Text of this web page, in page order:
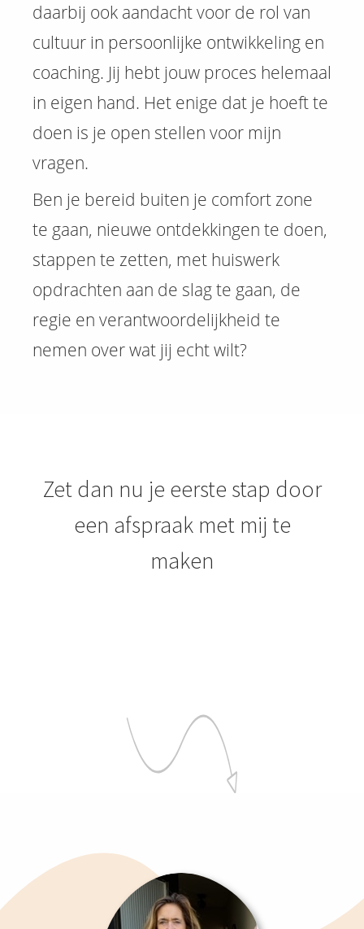
daarbij ook aandacht voor de rol van
cultuur in persoonlijke ontwikkeling en
coaching. Jij hebt jouw proces helemaal
in eigen hand. Het enige dat je hoeft te
doen is je open stellen voor mijn
vragen.
Ben je bereid buiten je comfort zone
te gaan, nieuwe ontdekkingen te doen,
stappen te zetten, met huiswerk
opdrachten aan de slag te gaan, de
regie en verantwoordelijkheid te
nemen over wat jij echt wilt?
Zet dan nu je eerste stap door
een afspraak met mij te
maken